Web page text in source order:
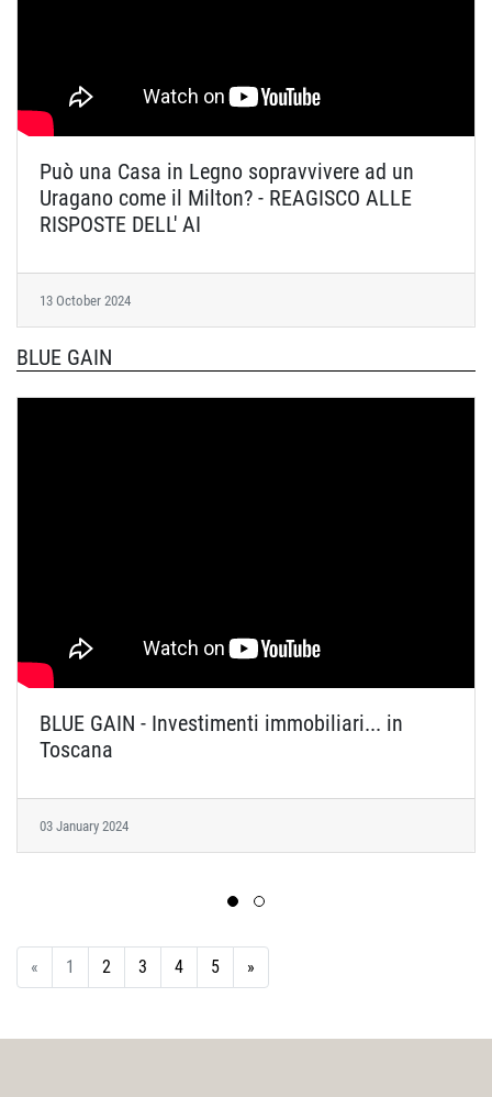
Può una Casa in Legno sopravvivere ad un
Uragano come il Milton? - REAGISCO ALLE
RISPOSTE DELL' AI
13 October 2024
BLUE GAIN
BLUE GAIN - Investimenti immobiliari... in
Toscana
03 January 2024
« Previous
1 2 3 4 5 »